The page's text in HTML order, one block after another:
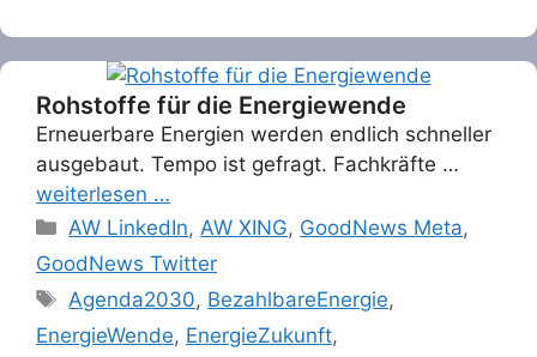
Rohstoffe für die Energiewende
Erneuerbare Energien werden endlich schneller
ausgebaut. Tempo ist gefragt. Fachkräfte …
weiterlesen …
Categories
AW LinkedIn, AW XING, GoodNews Meta,
GoodNews Twitter
Tags
Agenda2030, BezahlbareEnergie,
EnergieWende, EnergieZukunft,